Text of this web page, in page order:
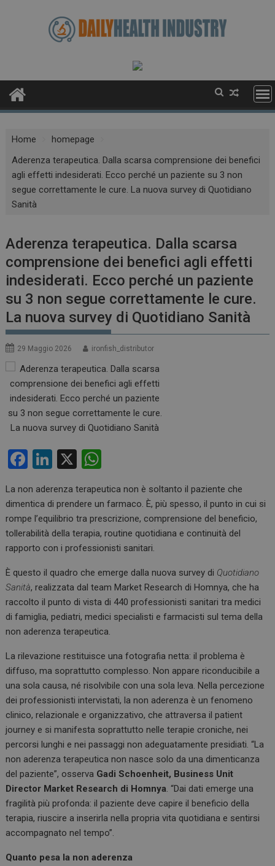
Home
homepage
Aderenza terapeutica. Dalla scarsa comprensione dei benefici
agli effetti indesiderati. Ecco perché un paziente su 3 non
segue correttamente le cure. La nuova survey di Quotidiano
Sanità
Aderenza terapeutica. Dalla scarsa
comprensione dei benefici agli effetti
indesiderati. Ecco perché un paziente
su 3 non segue correttamente le cure.
La nuova survey di Quotidiano Sanità
29 Maggio 2026 ironfish_distributor
F
ce
b
o
o
k
Li
ke
dI
n
X
at
s
A
p
p
La non aderenza terapeutica non è soltanto il paziente che
dimentica di prendere un farmaco. È, più spesso, il punto in cui si
rompe l’equilibrio tra prescrizione, comprensione del beneficio,
tollerabilità della terapia, routine quotidiana e continuità del
rapporto con i professionisti sanitari.
È questo il quadro che emerge dalla nuova survey di Quotidiano
Sanità, realizzata dal team Market Research di Homnya, che ha
raccolto il punto di vista di 440 professionisti sanitari tra medici
di famiglia, pediatri, medici specialisti e farmacisti sul tema della
non aderenza terapeutica.
La rilevazione restituisce una fotografia netta: il problema è
diffuso, ma soprattutto complesso. Non appare riconducibile a
una sola causa, né risolvibile con una sola leva. Nella percezione
dei professionisti intervistati, la non aderenza è un fenomeno
clinico, relazionale e organizzativo, che attraversa il patient
journey e si manifesta soprattutto nelle terapie croniche, nei
percorsi lunghi e nei passaggi non adeguatamente presidiati. “La
non aderenza terapeutica non nasce solo da una dimenticanza
del paziente”, osserva Gadi Schoenheit, Business Unit
Director Market Research di Homnya. “Dai dati emerge una
fragilità più profonda: il paziente deve capire il beneficio della
terapia, riuscire a inserirla nella propria vita quotidiana e sentirsi
accompagnato nel tempo”.
Quanto pesa la non aderenza